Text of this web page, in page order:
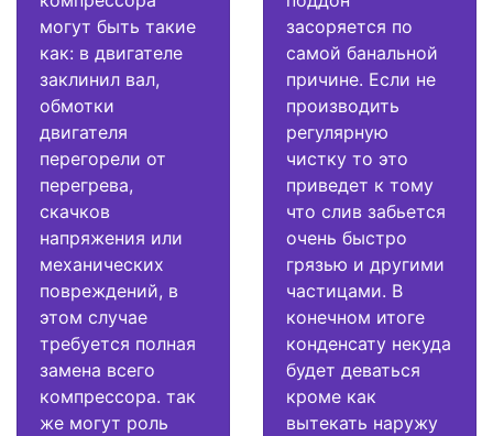
могут быть такие
как: в двигателе
заклинил вал,
обмотки
двигателя
перегорели от
перегрева,
скачков
напряжения или
механических
повреждений, в
этом случае
требуется полная
замена всего
компрессора. так
же могут роль
засоряется по
самой банальной
причине. Если не
производить
регулярную
чистку то это
приведет к тому
что слив забьется
очень быстро
грязью и другими
частицами. В
конечном итоге
конденсату некуда
будет деваться
кроме как
вытекать наружу